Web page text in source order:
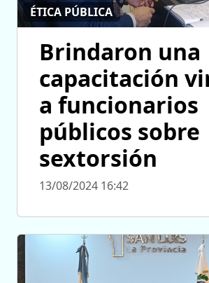
ÉTICA PÚBLICA
Brindaron una
capacitación
a funcionarios
públicos sobre
sextorsión
13/08/2024 16:42